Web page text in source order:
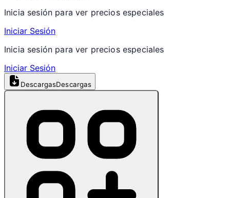
Inicia sesión para ver precios especiales
Iniciar Sesión
Inicia sesión para ver precios especiales
Iniciar Sesión
DescargasDescargas